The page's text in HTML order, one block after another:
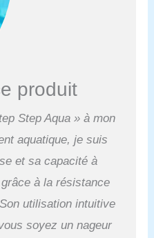
produit
Step Aqua » à mon
aquatique, je suis
et sa capacité à
à la résistance
utilisation intuitive
soyez un nageur